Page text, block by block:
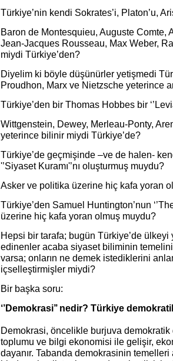
Türkiye’nin kendi Sokrates’i, Platon’u,
Baron de Montesquieu, Auguste
Jean-Jacques Rousseau, Max Weber,
miydi Türkiye’den?
Diyelim ki böyle düşünürler yetişmedi
Proudhon, Marx ve Nietzsche yeterince
Türkiye’den bir Thomas Hobbes bir
Wittgenstein, Dewey, Merleau-Ponty,
yeterince bilinir miydi Türkiye’de?
Türkiye’de geçmişinde –ve de halen-
'’Siyaset Kuramı'’nı oluşturmuş muydu?
Asker ve politika üzerine hiç kafa yoran
Türkiye’den Samuel Huntington’nun
üzerine hiç kafa yoran olmuş muydu?
Hepsi bir tarafa; bugün Türkiye’de
edinenler acaba siyaset biliminin
varsa; onların ne demek istediklerini
içselleştirmişler miydi?
Bir başka soru:
‘’Demokrasi’’ nedir? Türkiye
Demokrasi, öncelikle burjuva
toplumu ve bilgi ekonomisi ile gelişir,
dayanır. Tabanda demokrasinin temelleri